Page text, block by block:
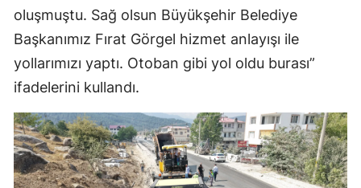
oluşmuştu. Sağ olsun Büyükşehir Belediye
Başkanımız Fırat Görgel hizmet anlayışı ile
yollarımızı yaptı. Otoban gibi yol oldu burası”
ifadelerini kullandı.